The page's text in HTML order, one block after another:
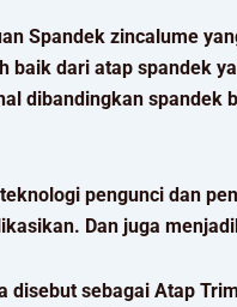
Spandek zincalume
dari atap spandek
dibandingkan spandek
pengunci dan
Dan juga
disebut sebagai Atap